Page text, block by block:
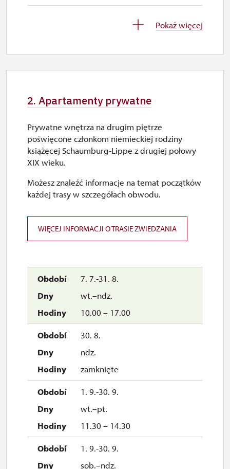
Pokaż więcej
2. Apartamenty prywatne
7. 7.-31. 8.
wt.–ndz.
10.00 – 17.00
30. 8.
ndz.
zamknięte
1. 9.-30. 9.
wt.–pt.
11.30 – 14.30
1. 9.-30. 9.
sob.–ndz.
Prywatne wnętrza na drugim piętrze
poświęcone członkom niemieckiej rodziny
książęcej Schaumburg-Lippe z drugiej połowy
XIX wieku.
Możesz znaleźć informacje na temat początków
każdej trasy w szczegółach obwodu.
WIĘCEJ INFORMACJI O TRASIE ZWIEDZANIA